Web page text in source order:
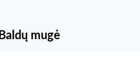
Baldų mugė